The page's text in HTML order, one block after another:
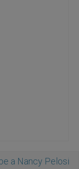
a Nancy Pelosi